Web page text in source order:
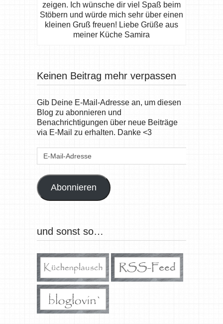
zeigen. Ich wünsche dir viel Spaß beim
Stöbern und würde mich sehr über einen
kleinen Gruß freuen! Liebe Grüße aus
meiner Küche Samira
Keinen Beitrag mehr verpassen
Gib Deine E-Mail-Adresse an, um diesen
Blog zu abonnieren und
Benachrichtigungen über neue Beiträge
via E-Mail zu erhalten. Danke <3
E-
Abonnieren
und sonst so…